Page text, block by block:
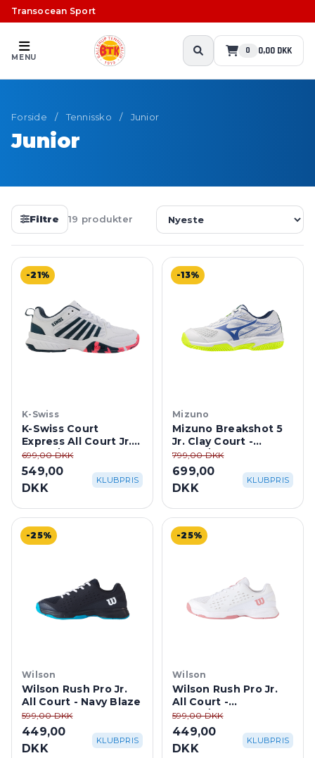
Transocean Sport
MENU
0 0,00 DKK
Forside / Tennissko / Junior
Junior
Filtre 19 produkter
-21%
K-Swiss
K-Swiss Court
Express All Court Jr. -
White/Stargazer
699,00 DKK
549,00
DKK
KLUBPRIS
-13%
Mizuno
Mizuno Breakshot 5
Jr. Clay Court -
White/Dazzling Blue
799,00 DKK
699,00
DKK
KLUBPRIS
-25%
Wilson
Wilson Rush Pro Jr.
All Court - Navy Blaze
599,00 DKK
449,00
DKK
KLUBPRIS
-25%
Wilson
Wilson Rush Pro Jr.
All Court -
White/Mauveglow
599,00 DKK
449,00
DKK
KLUBPRIS